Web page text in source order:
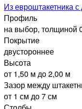
Из евроштакетника
Профиль
на выбор, толщиной
Покрытие
двустороннее
Высота
от 1,50 м до 2,00 м
Зазор между
от 1 см до 7 см